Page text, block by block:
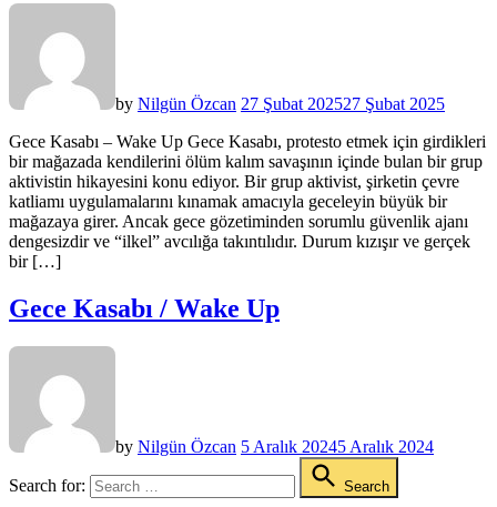
by Nilgün Özcan 27 Şubat 202527 Şubat 2025
Gece Kasabı – Wake Up Gece Kasabı, protesto etmek için girdikleri
bir mağazada kendilerini ölüm kalım savaşının içinde bulan bir grup
aktivistin hikayesini konu ediyor. Bir grup aktivist, şirketin çevre
katliamı uygulamalarını kınamak amacıyla geceleyin büyük bir
mağazaya girer. Ancak gece gözetiminden sorumlu güvenlik ajanı
dengesizdir ve “ilkel” avcılığa takıntılıdır. Durum kızışır ve gerçek
bir […]
Gece Kasabı / Wake Up
by Nilgün Özcan 5 Aralık 20245 Aralık 2024
Search for: Search